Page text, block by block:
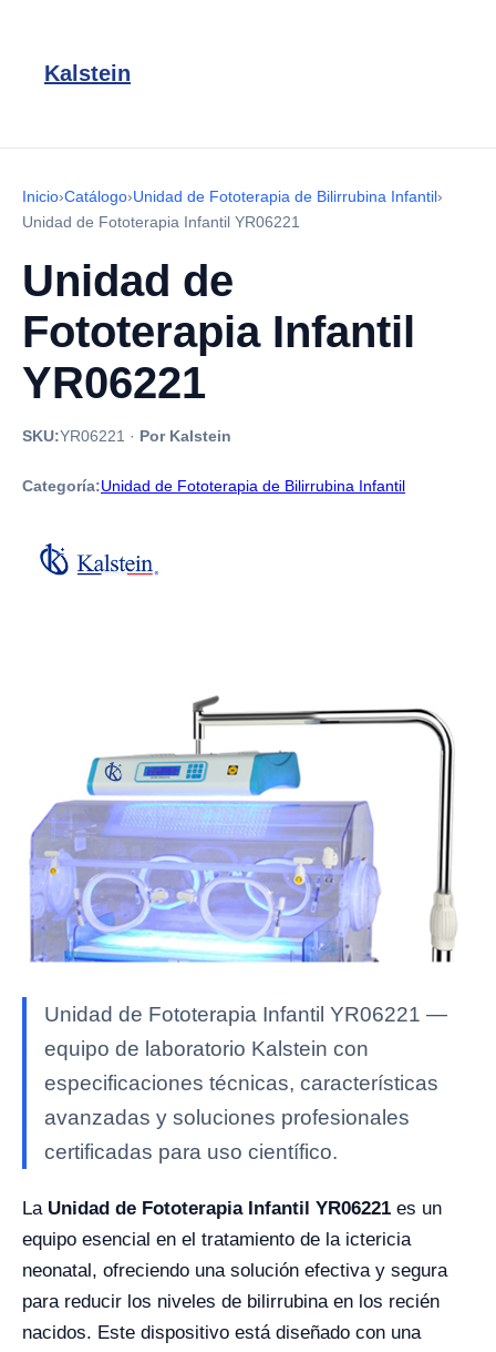
Kalstein
Inicio›Catálogo›Unidad de Fototerapia de Bilirrubina Infantil›
Unidad de Fototerapia Infantil YR06221
Unidad de
Fototerapia Infantil
YR06221
SKU:YR06221 · Por Kalstein
Categoría:Unidad de Fototerapia de Bilirrubina Infantil
Unidad de Fototerapia Infantil YR06221 —
equipo de laboratorio Kalstein con
especificaciones técnicas, características
avanzadas y soluciones profesionales
certificadas para uso científico.
La Unidad de Fototerapia Infantil YR06221 es un
equipo esencial en el tratamiento de la ictericia
neonatal, ofreciendo una solución efectiva y segura
para reducir los niveles de bilirrubina en los recién
nacidos. Este dispositivo está diseñado con una